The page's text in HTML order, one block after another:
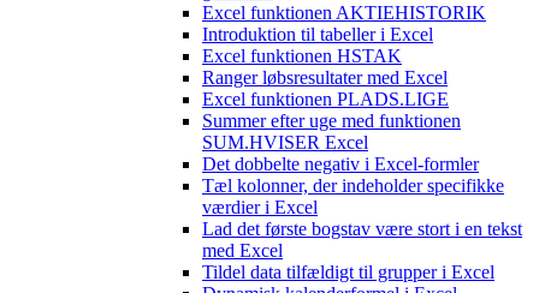
Excel funktionen AKTIEHISTORIK
Introduktion til tabeller i Excel
Excel funktionen HSTAK
Ranger løbsresultater med Excel
Excel funktionen PLADS.LIGE
Summer efter uge med funktionen
SUM.HVISER Excel
Det dobbelte negativ i Excel-formler
Tæl kolonner, der indeholder specifikke
værdier i Excel
Lad det første bogstav være stort i en tekst
med Excel
Tildel data tilfældigt til grupper i Excel